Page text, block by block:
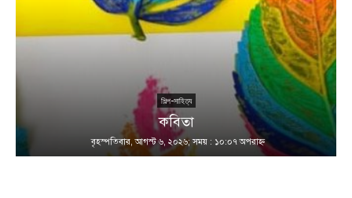
শিল্প-সাহিত্য
কবিতা
বৃহস্পতিবার, আগস্ট ৬, ২০২৬; সময় : ১০:০৭ অপরাহ্ণ